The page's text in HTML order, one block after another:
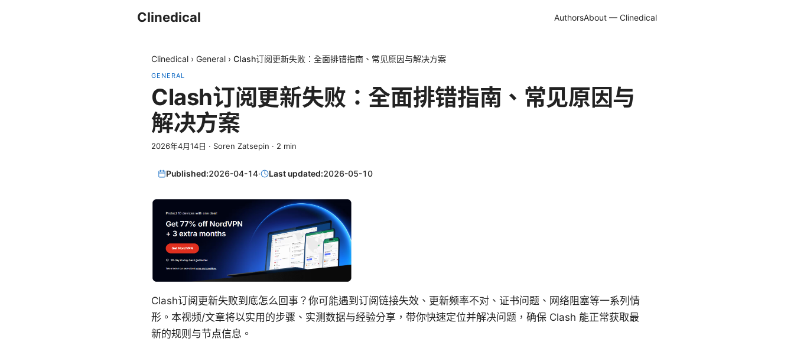
Clinedical AuthorsAbout — Clinedical
Clinedical › General › Clash订阅更新失败：全面排错指南、常见原因与解决方案
GENERAL
Clash订阅更新失败：全面排错指南、常见原因与
解决方案
2026年4月14日 · Soren Zatsepin · 2 min
Published:2026-04-14· Last updated:2026-05-10
Clash订阅更新失败到底怎么回事？你可能遇到订阅链接失效、更新频率不对、证书问题、网络阻塞等一系列情
形。本视频/文章将以实用的步骤、实测数据与经验分享，带你快速定位并解决问题，确保 Clash 能正常获取最
新的规则与节点信息。